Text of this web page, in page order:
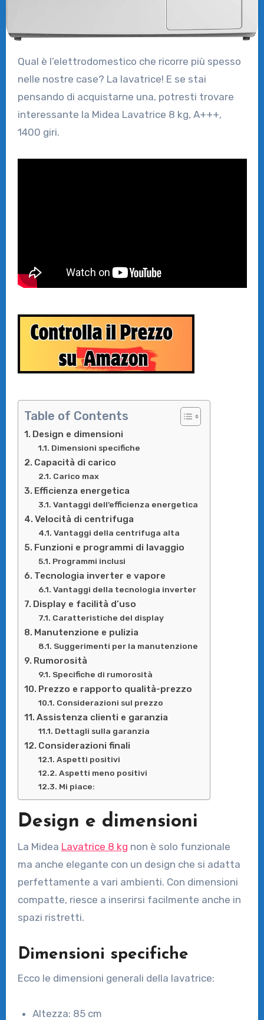
Qual è l’elettrodomestico che ricorre più spesso
nelle nostre case? La lavatrice! E se stai
pensando di acquistarne una, potresti trovare
interessante la Midea Lavatrice 8 kg, A+++,
1400 giri.
Table of Contents
Design e dimensioni
Dimensioni specifiche
Capacità di carico
Carico max
Efficienza energetica
Vantaggi dell’efficienza energetica
Velocità di centrifuga
Vantaggi della centrifuga alta
Funzioni e programmi di lavaggio
Programmi inclusi
Tecnologia inverter e vapore
Vantaggi della tecnologia inverter
Display e facilità d’uso
Caratteristiche del display
Manutenzione e pulizia
Suggerimenti per la manutenzione
Rumorosità
Specifiche di rumorosità
Prezzo e rapporto qualità-prezzo
Considerazioni sul prezzo
Assistenza clienti e garanzia
Dettagli sulla garanzia
Considerazioni finali
Aspetti positivi
Aspetti meno positivi
Mi piace:
Design e dimensioni
La Midea Lavatrice 8 kg non è solo funzionale
ma anche elegante con un design che si adatta
perfettamente a vari ambienti. Con dimensioni
compatte, riesce a inserirsi facilmente anche in
spazi ristretti.
Dimensioni specifiche
Ecco le dimensioni generali della lavatrice:
Altezza: 85 cm